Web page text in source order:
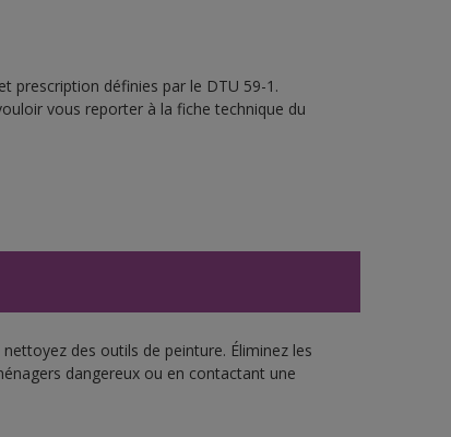
prescription définies par le DTU 59-1.
vous reporter à la fiche technique du
des outils de peinture. Éliminez les
dangereux ou en contactant une